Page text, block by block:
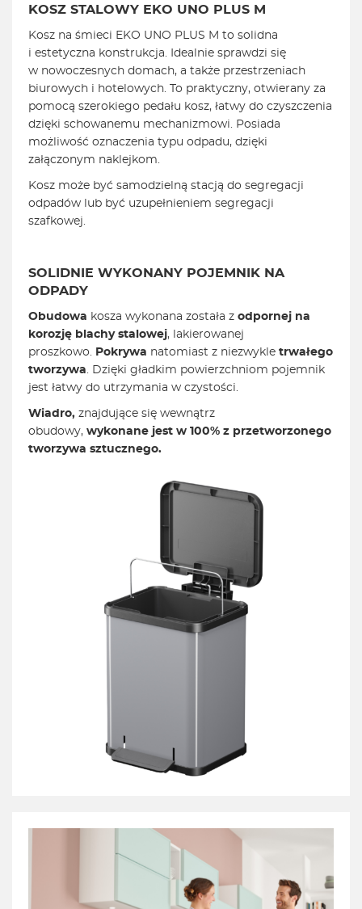
KOSZ STALOWY EKO UNO PLUS M
Kosz na śmieci EKO UNO PLUS M to solidna
i estetyczna konstrukcja. Idealnie sprawdzi się
w nowoczesnych domach, a także przestrzeniach
biurowych i hotelowych. To praktyczny, otwierany za
pomocą szerokiego pedału kosz, łatwy do czyszczenia
dzięki schowanemu mechanizmowi. Posiada
możliwość oznaczenia typu odpadu, dzięki
załączonym naklejkom.
Kosz może być samodzielną stacją do segregacji
odpadów lub być uzupełnieniem segregacji
szafkowej.
SOLIDNIE WYKONANY POJEMNIK NA
ODPADY
Obudowa kosza wykonana została z odpornej na
korozję blachy stalowej, lakierowanej
proszkowo. Pokrywa natomiast z niezwykle trwałego
tworzywa. Dzięki gładkim powierzchniom pojemnik
jest łatwy do utrzymania w czystości.
Wiadro, znajdujące się wewnątrz
obudowy, wykonane jest w 100% z przetworzonego
tworzywa sztucznego.